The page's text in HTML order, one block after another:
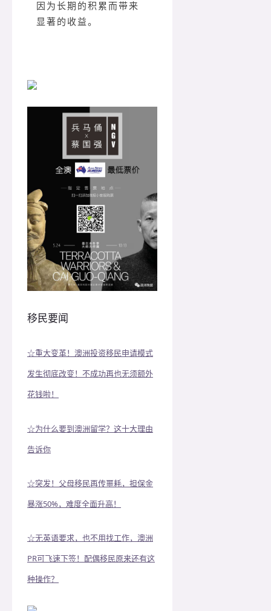
因为长期的积累而带来
显著的收益。
移民要闻
☆重大变革！澳洲投资移民申请模式
发生彻底改变！不成功再也无须额外
花钱啦！
☆为什么要到澳洲留学？这十大理由
告诉你
☆突发！父母移民再传噩耗，担保金
暴涨50%，难度全面升高！
☆无英语要求，也不用找工作，澳洲
PR可飞速下签！配偶移民原来还有这
种操作？